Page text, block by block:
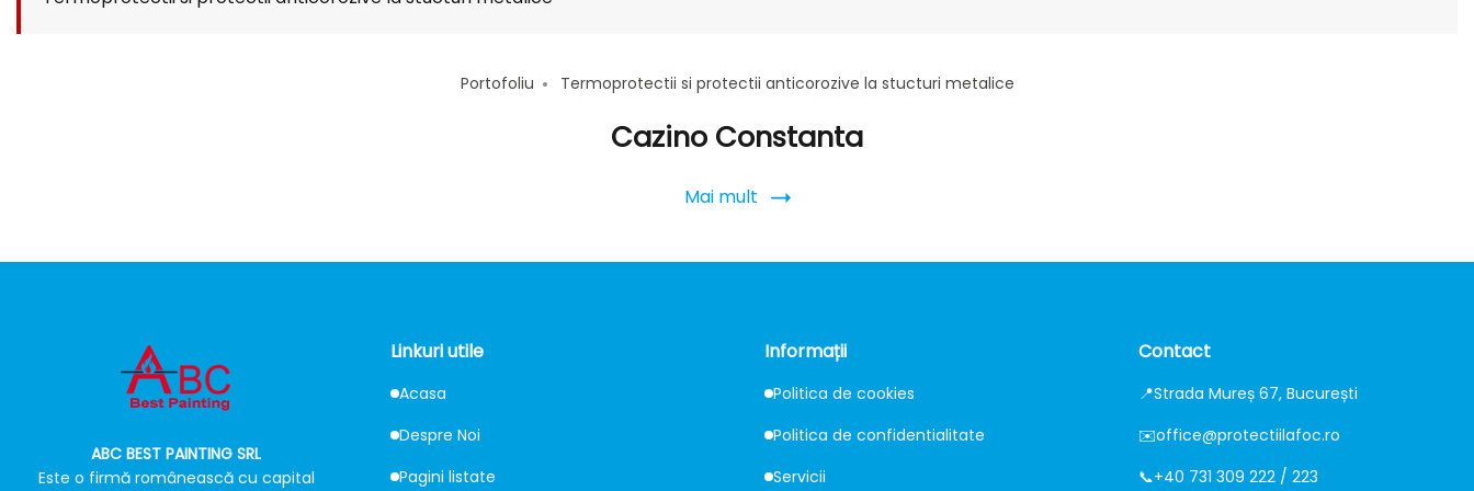
Portofoliu Termoprotectii si protectii anticorozive la stucturi metalice
Cazino Constanta
Mai mult
ABC BEST PAINTING SRL
Este o firmă românească cu capital
Linkuri utile
Acasa
Despre Noi
Pagini listate
Informații
Politica de cookies
Politica de confidentialitate
Servicii
Contact
📍Strada Mureș 67, București
✉️office@protectiilafoc.ro
📞+40 731 309 222 / 223